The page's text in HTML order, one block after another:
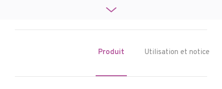
Produit Utilisation et notice